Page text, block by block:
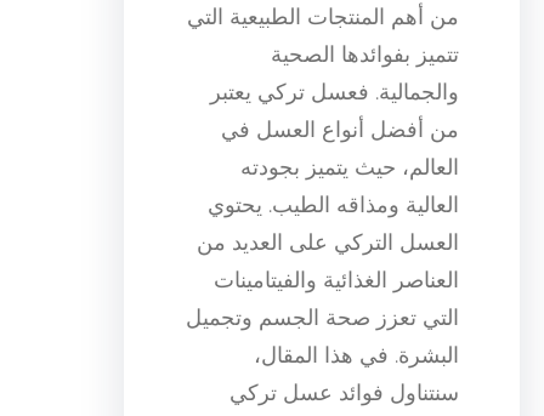
من أهم المنتجات الطبيعية التي
تتميز بفوائدها الصحية
والجمالية. فعسل تركي يعتبر
من أفضل أنواع العسل في
العالم، حيث يتميز بجودته
العالية ومذاقه الطيب. يحتوي
العسل التركي على العديد من
العناصر الغذائية والفيتامينات
التي تعزز صحة الجسم وتجميل
البشرة. في هذا المقال،
سنتناول فوائد عسل تركي